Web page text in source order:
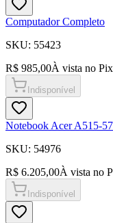
Computador Completo
SKU: 55423
R$ 985,00À vista no
Indisponível
Notebook Acer A515-
SKU: 54976
R$ 6.205,00À vista no
Indisponível